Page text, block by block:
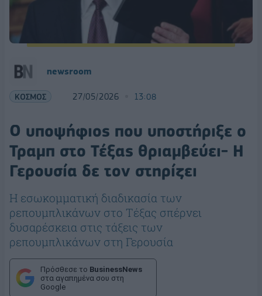
newsroom
ΚΟΣΜΟΣ 27/05/2026 13:08
Ο υποψήφιος που υποστήριξε ο
Τραμπ στο Τέξας θριαμβεύει- Η
Γερουσία δε τον στηρίζει
H εσωκομματική διαδικασία των
ρεπουμπλικάνων στο Τέξας σπέρνει
δυσαρέσκεια στις τάξεις των
ρεπουμπλικάνων στη Γερουσία
Πρόσθεσε το BusinessNews
στα αγαπημένα σου στη
Google